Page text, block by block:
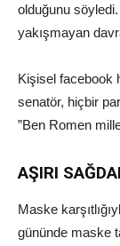
olduğunu
yakışmayan
Kişisel facebook
senatör, hiçbir
”Ben Romen
AŞIRI
Maske
gününde maske